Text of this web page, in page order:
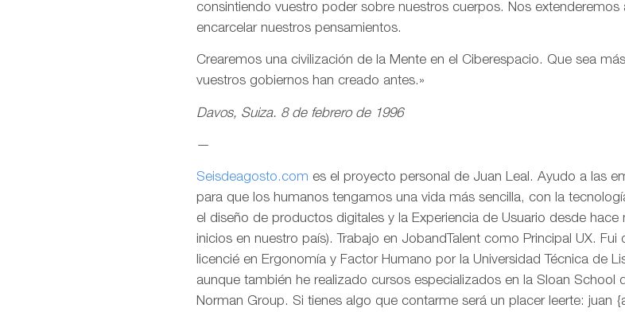
consintiendo vuestro poder sobre nuestros cuerpos. Nos
encarcelar nuestros pensamientos.
Crearemos una civilización de la Mente en el Ciberespacio. Que sea
vuestros gobiernos han creado antes.»
Davos, Suiza. 8 de febrero de 1996
—
Seisdeagosto.com es el proyecto personal de Juan Leal. Ayudo a las
para que los humanos tengamos una vida más sencilla, con la
el diseño de productos digitales y la Experiencia de Usuario desde
inicios en nuestro país). Trabajo en JobandTalent como Principal UX.
licencié en Ergonomía y Factor Humano por la Universidad Técnica de
aunque también he realizado cursos especializados en la Sloan School
Norman Group. Si tienes algo que contarme será un placer leerte: juan